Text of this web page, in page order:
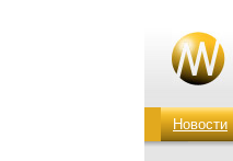
Новости